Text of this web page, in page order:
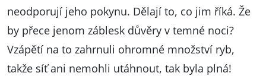
neodporují jeho pokynu. Dělají to, co jim říká. Že
by přece jenom záblesk důvěry v temné noci?
Vzápětí na to zahrnuli ohromné množství ryb,
takže síť ani nemohli utáhnout, tak byla plná!